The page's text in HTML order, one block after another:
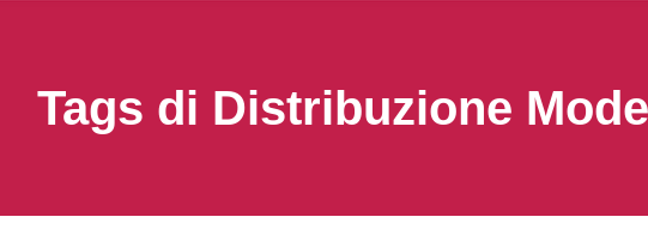
Tags di Distribuzione